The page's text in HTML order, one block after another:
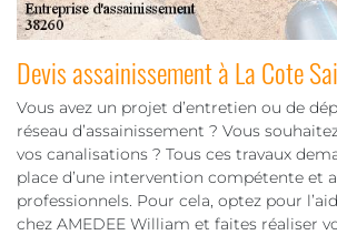
Devis assainissement à La Cote
Vous avez un projet d’entretien ou de
réseau d’assainissement ? Vous
vos canalisations ? Tous ces travaux
place d’une intervention compétente et
professionnels. Pour cela, optez pour
chez AMEDEE William et faites réaliser